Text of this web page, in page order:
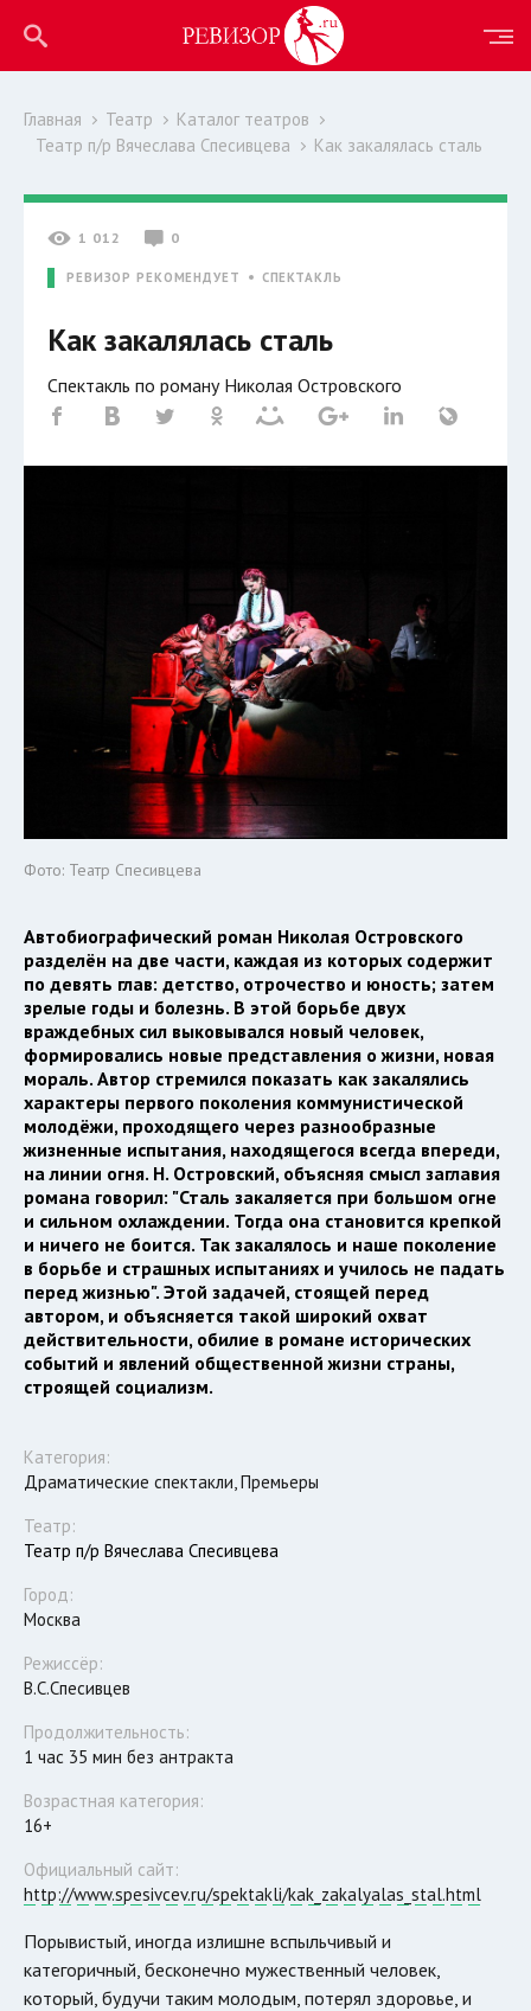
Главная Театр
Каталог театров
Театр п/р Вячеслава Спесивцева
Как закалялась сталь
1 012 0
РЕВИЗОР РЕКОМЕНДУЕТ СПЕКТАКЛЬ
Как закалялась сталь
Спектакль по роману Николая Островского
Фото: Театр Спесивцева
Автобиографический роман Николая Островского
разделён на две части, каждая из которых содержит
по девять глав: детство, отрочество и юность; затем
зрелые годы и болезнь. В этой борьбе двух
враждебных сил выковывался новый человек,
формировались новые представления о жизни, новая
мораль. Автор стремился показать как закалялись
характеры первого поколения коммунистической
молодёжи, проходящего через разнообразные
жизненные испытания, находящегося всегда впереди,
на линии огня. Н. Островский, объясняя смысл заглавия
романа говорил: "Сталь закаляется при большом огне
и сильном охлаждении. Тогда она становится крепкой
и ничего не боится. Так закалялось и наше поколение
в борьбе и страшных испытаниях и училось не падать
перед жизнью". Этой задачей, стоящей перед
автором, и объясняется такой широкий охват
действительности, обилие в романе исторических
событий и явлений общественной жизни страны,
строящей социализм.
Категория:
Драматические спектакли, Премьеры
Театр:
Театр п/р Вячеслава Спесивцева
Город:
Москва
Режиссёр:
В.С.Спесивцев
Продолжительность:
1 час 35 мин без антракта
Возрастная категория:
16+
Официальный сайт:
http://www.spesivcev.ru/spektakli/kak_zakalyalas_stal.html
Порывистый, иногда излишне вспыльчивый и
категоричный, бесконечно мужественный человек,
который, будучи таким молодым, потерял здоровье, и